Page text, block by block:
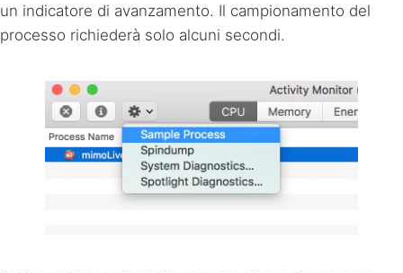
un indicatore di avanzamento. Il campionamento del
processo richiederà solo alcuni secondi.